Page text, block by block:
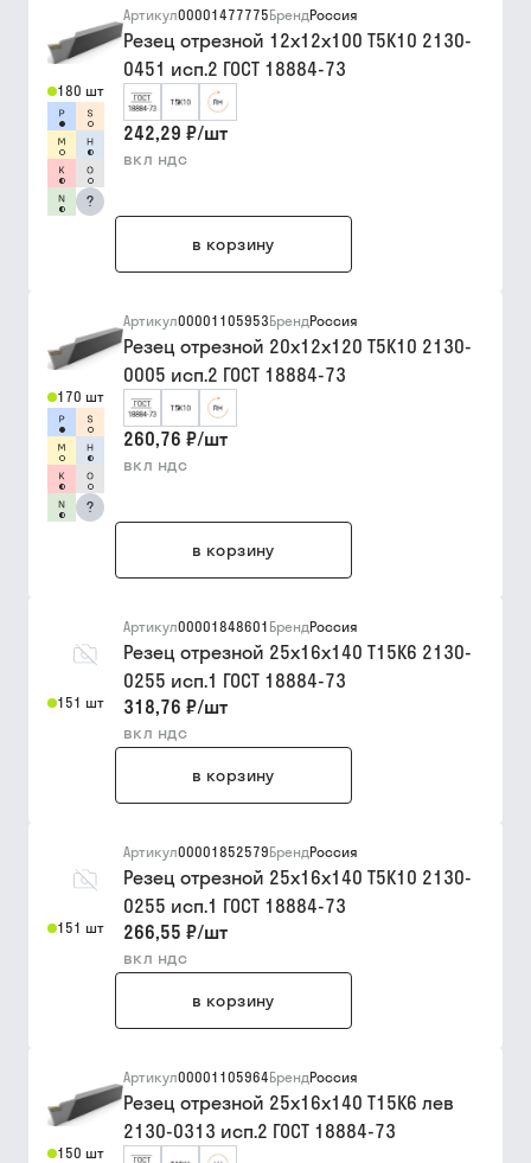
180 шт
?
Артикул00001477775БрендРоссия
Резец отрезной 12х12х100 Т5К10 2130-
0451 исп.2 ГОСТ 18884-73
242,29 ₽/шт
вкл ндс
в корзину
170 шт
?
Артикул00001105953БрендРоссия
Резец отрезной 20х12х120 Т5К10 2130-
0005 исп.2 ГОСТ 18884-73
260,76 ₽/шт
вкл ндс
в корзину
151 шт
Артикул00001848601 БрендРоссия
Резец отрезной 25х16х140 Т15К6 2130-
0255 исп.1 ГОСТ 18884-73
318,76 ₽/шт
вкл ндс
в корзину
151 шт
Артикул00001852579БрендРоссия
Резец отрезной 25х16х140 Т5К10 2130-
0255 исп.1 ГОСТ 18884-73
266,55 ₽/шт
вкл ндс
в корзину
150 шт
Артикул00001105964БрендРоссия
Резец отрезной 25х16х140 Т15К6 лев
2130-0313 исп.2 ГОСТ 18884-73